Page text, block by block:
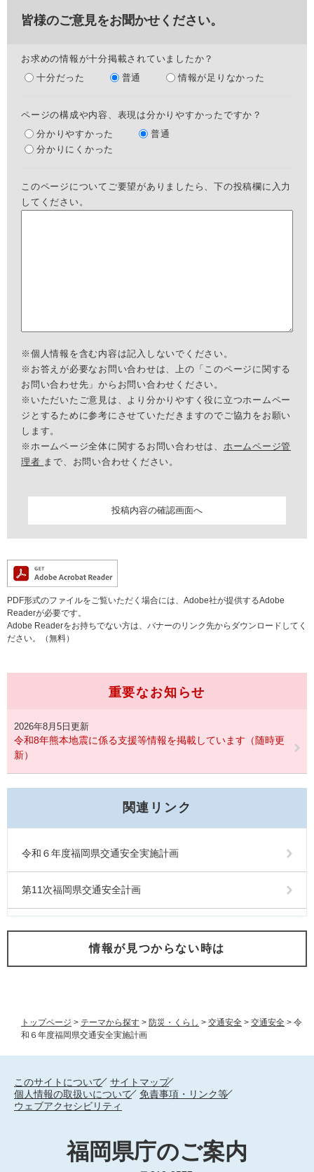
トップページ > テーマから探す > 防災・くらし > 交通安全 > 交通安全 > 令
和６年度福岡県交通安全実施計画
皆様のご意見をお聞かせください。
お求めの情報が十分掲載されていましたか？
十分だった
普通 情報が足りなかった
ページの構成や内容、表現は分かりやすかったですか？
分かりやすかった
普通
分かりにくかった
このページについてご要望がありましたら、下の投稿欄に入力
してください。
※個人情報を含む内容は記入しないでください。
※お答えが必要なお問い合わせは、上の「このページに関する
お問い合わせ先」からお問い合わせください。
※いただいたご意見は、より分かりやすく役に立つホームペー
ジとするために参考にさせていただきますのでご協力をお願い
します。
※ホームページ全体に関するお問い合わせは、 ホームページ管
理者 まで、お問い合わせください。
PDF形式のファイルをご覧いただく場合には、Adobe社が提供するAdobe
Readerが必要です。
Adobe Readerをお持ちでない方は、バナーのリンク先からダウンロードしてく
ださい。（無料）
重要なお知らせ
2026年8月5日更新
令和8年熊本地震に係る支援等情報を掲載しています（随時更
新）
関連リンク
令和６年度福岡県交通安全実施計画
第11次福岡県交通安全計画
情報が見つからない時は
このサイトについて
サイトマップ
個人情報の取扱いについて
免責事項・リンク等
ウェブアクセシビリティ
福岡県庁のご案内